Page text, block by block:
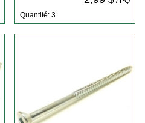
Quantité: 3